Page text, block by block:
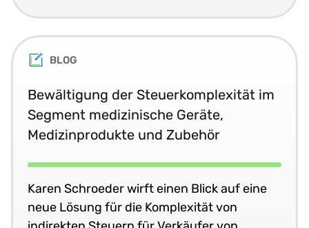
BLOG
Bewältigung der Steuerkomplexität im
Segment medizinische Geräte,
Medizinprodukte und Zubehör
Karen Schroeder wirft einen Blick auf eine
neue Lösung für die Komplexität von